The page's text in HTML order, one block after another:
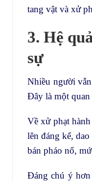
tang vật và xử
3. Hệ
sự
Nhiều người
Đây là một
Về xử phạt
lên đáng kể,
bán pháo nổ,
Đáng chú ý hơn